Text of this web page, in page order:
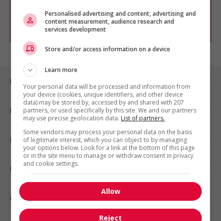
d'intérêt en emploi en vousinscrivant
comme membre Jobboom.
Emplois par ville
Emplois par secteur
Emplois par statut
Emplois par type
Nos suggestions
Personalised advertising and content, advertising and
content measurement, audience research and
services development
Store and/or access information on a device
Learn more
Your personal data will be processed and information from
your device (cookies, unique identifiers, and other device
data) may be stored by, accessed by and shared with 207
partners, or used specifically by this site. We and our partners
may use precise geolocation data. List of partners.
Some vendors may process your personal data on the basis
of legitimate interest, which you can object to by managing
your options below. Look for a link at the bottom of this page
or in the site menu to manage or withdraw consent in privacy
and cookie settings.
Allow
Reject